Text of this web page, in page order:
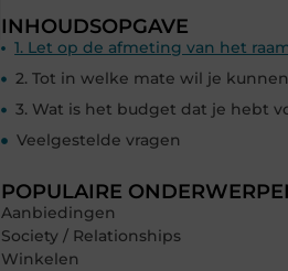
INHOUDSOPGAVE
Veelgestelde vragen
POPULAIRE
Aanbiedingen
Society / Relationships
Winkelen